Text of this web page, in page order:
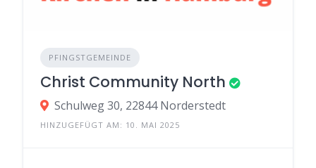
PFINGSTGEMEINDE
Christ Community North
Schulweg 30, 22844 Norderstedt
HINZUGEFÜGT AM: 10. MAI 2025